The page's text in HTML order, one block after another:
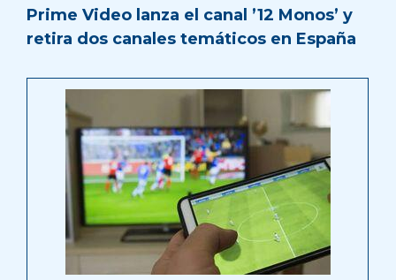
Prime Video lanza el canal ’12 Monos’ y
retira dos canales temáticos en España